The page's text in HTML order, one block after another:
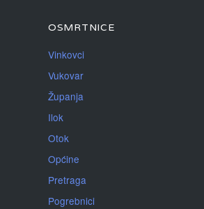
OSMRTNICE
Vinkovci
Vukovar
Županja
Ilok
Otok
Općine
Pretraga
Pogrebnici